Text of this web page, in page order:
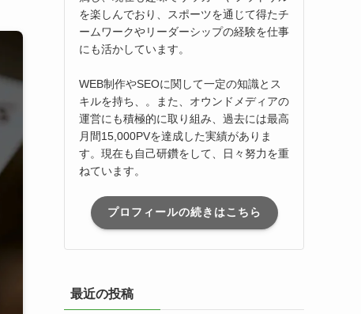
を楽しんでおり、スポーツを通じて得たチ
ームワークやリーダーシップの経験を仕事
にも活かしています。
WEB制作やSEOに関して一定の知識とス
キルを持ち、。また、オウンドメディアの
運営にも積極的に取り組み、過去には最高
月間15,000PVを達成した実績がありま
す。現在も自己研鑽をして、日々努力を重
ねています。
プロフィールの続きはこちら
最近の投稿